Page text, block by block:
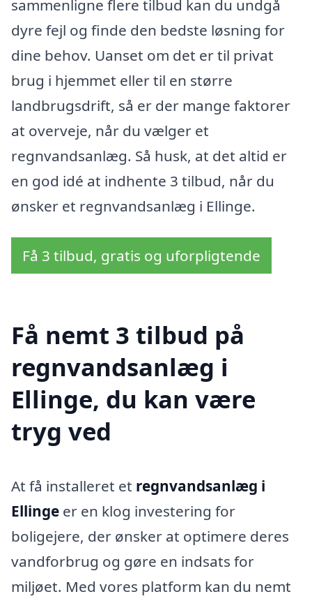
sammenligne flere tilbud kan du undgå
dyre fejl og finde den bedste løsning for
dine behov. Uanset om det er til privat
brug i hjemmet eller til en større
landbrugsdrift, så er der mange faktorer
at overveje, når du vælger et
regnvandsanlæg. Så husk, at det altid er
en god idé at indhente 3 tilbud, når du
ønsker et regnvandsanlæg i Ellinge.
Få 3 tilbud, gratis og uforpligtende
Få nemt 3 tilbud på
regnvandsanlæg i
Ellinge, du kan være
tryg ved
At få installeret et regnvandsanlæg i
Ellinge er en klog investering for
boligejere, der ønsker at optimere deres
vandforbrug og gøre en indsats for
miljøet. Med vores platform kan du nemt